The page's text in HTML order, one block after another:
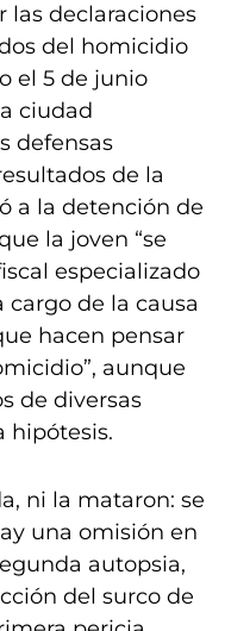
las declaraciones
del homicidio
el 5 de junio
ciudad
defensas
de la
a la detención de
la joven “se
especializado
de la causa
hacen pensar
aunque
de diversas
hipótesis.
ni la mataron: se
una omisión en
autopsia,
del surco de